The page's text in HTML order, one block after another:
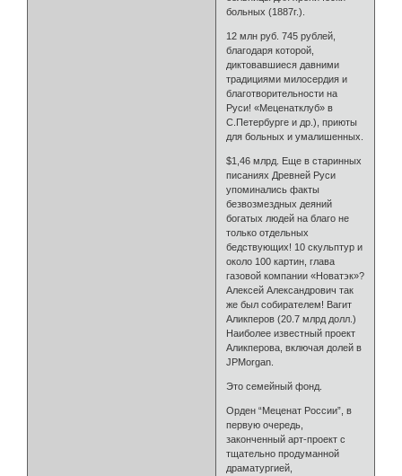
больных (1887г.).
12 млн руб. 745 рублей,
благодаря которой,
диктовавшиеся давними
традициями милосердия и
благотворительности на
Руси! «Меценатклуб» в
С.Петербурге и др.), приюты
для больных и умалишенных.
$1,46 млрд. Еще в старинных
писаниях Древней Руси
упоминались факты
безвозмездных деяний
богатых людей на благо не
только отдельных
бедствующих! 10 скульптур и
около 100 картин, глава
газовой компании «Новатэк»?
Алексей Александрович так
же был собирателем! Вагит
Аликперов (20.7 млрд долл.)
Наиболее известный проект
Аликперова, включая долей в
JPMorgan.
Это семейный фонд.
Орден “Меценат России”, в
первую очередь,
законченный арт-проект с
тщательно продуманной
драматургией,